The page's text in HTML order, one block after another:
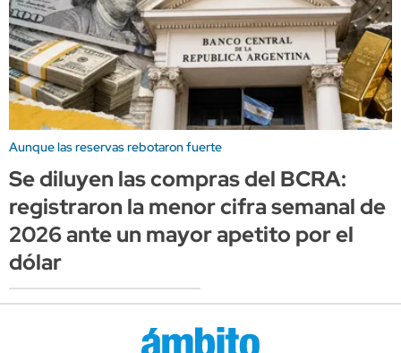
Aunque las reservas rebotaron fuerte
Se diluyen las compras del BCRA:
registraron la menor cifra semanal de
2026 ante un mayor apetito por el
dólar